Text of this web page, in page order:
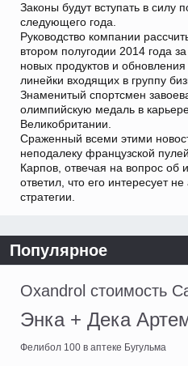
Законы будут вступать в силу
следующего года.
Руководство компании
втором полугодии 2014 года
новых продуктов и
линейки входящих в группу
Знаменитый спортсмен
олимпийскую медаль в
Великобритании.
Сраженный всеми этими
неподалеку французской
Карпов, отвечая на вопрос об
ответил, что его интересует
стратегии.
Популярное
Oxandrol стоимость
Энка + Дека
Фелибол 100 в аптеке Бугульма